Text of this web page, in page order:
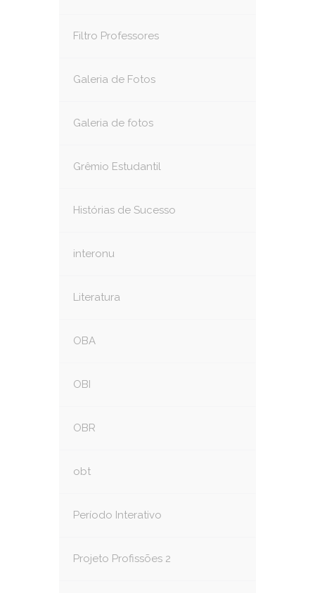
Filtro Professores
Galeria de Fotos
Galeria de fotos
Grêmio Estudantil
Histórias de Sucesso
interonu
Literatura
OBA
OBI
OBR
obt
Período Interativo
Projeto Profissões 2